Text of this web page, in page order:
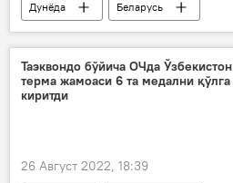
Дунёда
Беларусь
Михаил Мишустин
Россия
Таэквондо бўйича ОЧда Ўзбекистон
терма жамоаси 6 та медални қўлга
киритди
26 Август 2022, 18:39